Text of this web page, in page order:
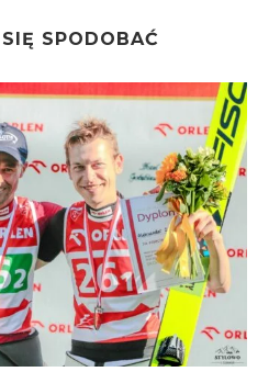
SPODOBAĆ